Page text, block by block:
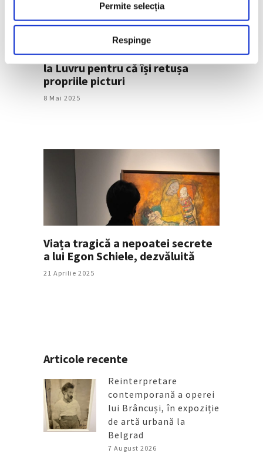
Permite selecția
Respinge
Pierre Bonnard ar fi fost arestat
la Luvru pentru că își retușa
propriile picturi
8 Mai 2025
Viața tragică a nepoatei secrete
a lui Egon Schiele, dezvăluită
21 Aprilie 2025
Articole recente
Reinterpretare
contemporană a operei
lui Brâncuși, în expoziție
de artă urbană la
Belgrad
7 August 2026